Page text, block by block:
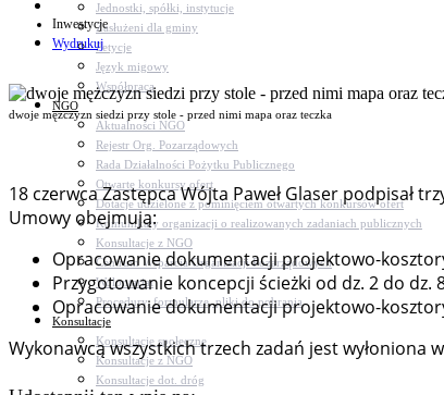
Jednostki, spółki, instytucje
Zasłużeni dla gminy
Petycje
Język migowy
Współpraca
NGO
Aktualności NGO
Rejestr Org. Pozarządowych
Rada Działalności Pożytku Publicznego
Otwarte konkursy ofert
Dotacje udzielone z pominięciem otwartych konkursów ofert
Komunikaty organizacji o realizowanych zadaniach publicznych
Konsultacje z NGO
Centrum Wsparcia Organizacji Pozarządowych
Wolontariat
Procedury, formularze, pliki do pobrania
Konsultacje
Konsultacje społeczne
Konsultacje z NGO
Konsultacje dot. dróg
Inwestycje
Wydrukuj
dwoje mężczyzn siedzi przy stole - przed nimi mapa oraz teczka
18 czerwca Zastępca Wójta Paweł Glaser podpisał
Umowy obejmują:
Opracowanie dokumentacji projektowo-
Przygotowanie koncepcji ścieżki od dz. 2 do
Opracowanie dokumentacji projektowo-
Wykonawcą wszystkich trzech zadań jest wyłoniona